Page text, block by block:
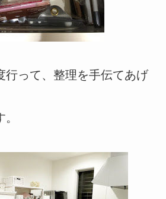
行って、整理を手伝てあげ